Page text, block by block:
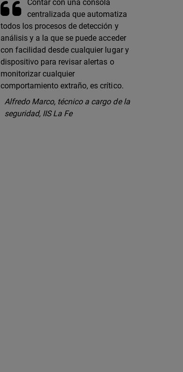
Contar con una consola
centralizada que automatiza
todos los procesos de detección y
análisis y a la que se puede acceder
con facilidad desde cualquier lugar y
dispositivo para revisar alertas o
monitorizar cualquier
comportamiento extraño, es crítico.
Alfredo Marco, técnico a cargo de la
seguridad, IIS La Fe